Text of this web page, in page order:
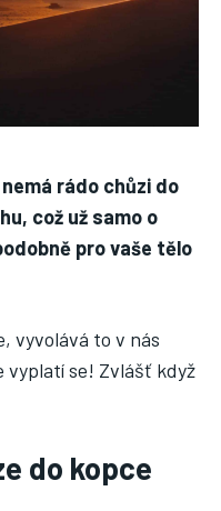
zdraví.
různých onemocněních,
jógy a rady pro
rádo chůzi do
což už samo o
pro vaše tělo
vyvolává to v nás
vyplatí se! Zvlášť když
do kopce